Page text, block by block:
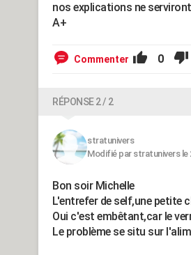
nos explications ne
A+
Commenter 0
RÉPONSE 2 / 2
stratunivers
Modifié par stratunivers le
Bon soir Michelle
L'entrefer de self,une petite
Oui c'est embêtant,car le
Le problème se situ sur